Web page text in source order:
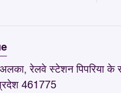
रेलवे स्टेशन पिपरिया के
461775